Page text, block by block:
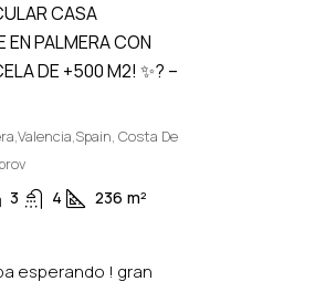
CASA
EN PALMERA CON
DE +500 M2! ✨? –
Costa De
3 4 236 m²